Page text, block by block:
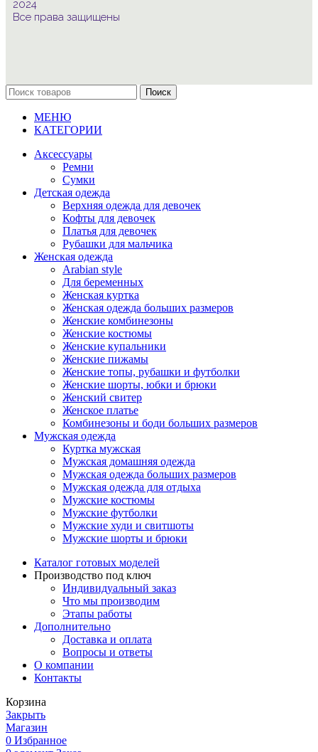
2024
Все права защищены
Поиск
МЕНЮ
КАТЕГОРИИ
Аксессуары
Ремни
Сумки
Детская одежда
Верхняя одежда для девочек
Кофты для девочек
Платья для девочек
Рубашки для мальчика
Женская одежда
Arabian style
Для беременных
Женская куртка
Женская одежда больших размеров
Женские комбинезоны
Женские костюмы
Женские купальники
Женские пижамы
Женские топы, рубашки и футболки
Женские шорты, юбки и брюки
Женский свитер
Женское платье
Комбинезоны и боди больших размеров
Мужская одежда
Куртка мужская
Мужская домашняя одежда
Мужская одежда больших размеров
Мужская одежда для отдыха
Мужские костюмы
Мужские футболки
Мужские худи и свитшоты
Мужские шорты и брюки
Каталог готовых моделей
Производство под ключ
Индивидуальный заказ
Что мы производим
Этапы работы
Дополнительно
Доставка и оплата
Вопросы и ответы
О компании
Контакты
Корзина
Закрыть
Магазин
0 Избранное